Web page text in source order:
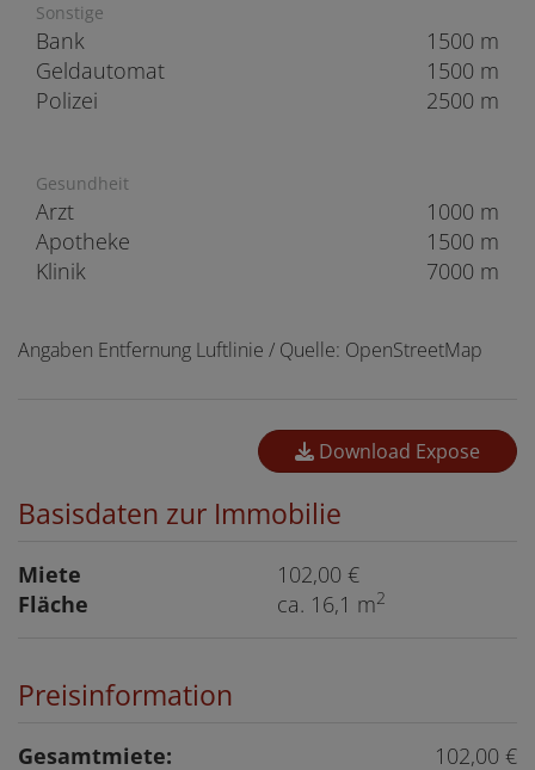
Sonstige
Bank
1500 m
Geldautomat
1500 m
Polizei
2500 m
Gesundheit
Arzt
1000 m
Apotheke
1500 m
Klinik
7000 m
Angaben Entfernung Luftlinie / Quelle: OpenStreetMap
Download Expose
Basisdaten zur Immobilie
Miete
102,00 €
Fläche
ca. 16,1 m2
Preisinformation
Gesamtmiete: 102,00 €